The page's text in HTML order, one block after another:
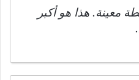
معينة. هذا هو أكبر